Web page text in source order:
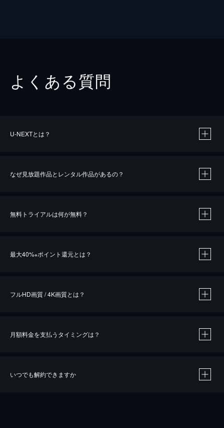
よくある質問
U-NEXTとは？
なぜ見放題作品とレンタル作品があるの？
無料トライアルは何が無料？
最大40%※ポイント還元とは？
※40％ポイント還元の対象は、クレジットカード決済による作品の購入 / レンタルです。
iOSアプリのUコイン決済による作品の購入 / レンタルは、20％のポイント還元です。
フルHD画質 / 4K画質とは？
月額料金を支払うタイミングは？
いつでも解約できますか